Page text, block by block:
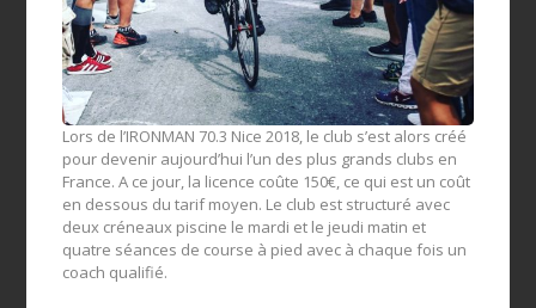
Lors de l’IRONMAN 70.3 Nice 2018, le club s’est alors créé
pour devenir aujourd’hui l’un des plus grands clubs en
France. A ce jour, la licence coûte 150€, ce qui est un coût
en dessous du tarif moyen. Le club est structuré avec
deux créneaux piscine le mardi et le jeudi matin et
quatre séances de course à pied avec à chaque fois un
coach qualifié.